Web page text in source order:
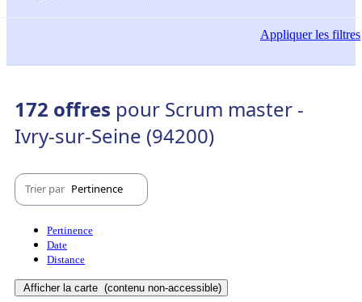
Appliquerles filtres
172 offres pour Scrum master -
Ivry-sur-Seine (94200)
Trier par Pertinence
Pertinence
Date
Distance
Afficher la carte (contenu non-accessible)